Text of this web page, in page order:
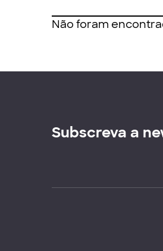
Não foram
Subscreva a